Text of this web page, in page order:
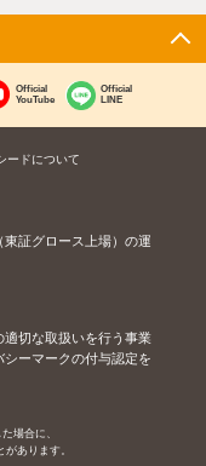
Official
YouTube
Official
LINE
ードについて
証グロース上場）の運
切な取扱いを行う事業
ーマークの付与認定を
場合に、
あります。